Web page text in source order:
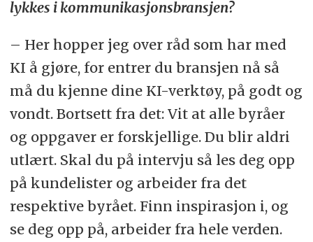
lykkes i kommunikasjonsbransjen?
– Her hopper jeg over råd som har med
KI å gjøre, for entrer du bransjen nå så
må du kjenne dine KI-verktøy, på godt og
vondt. Bortsett fra det: Vit at alle byråer
og oppgaver er forskjellige. Du blir aldri
utlært. Skal du på intervju så les deg opp
på kundelister og arbeider fra det
respektive byrået. Finn inspirasjon i, og
se deg opp på, arbeider fra hele verden.